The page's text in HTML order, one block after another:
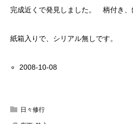
完成近くで発見しました。 柄付き、
紙箱入りで、シリアル無しです。
2008-10-08
日々修行